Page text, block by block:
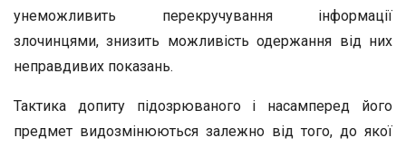
унеможливить перекручування інформації
злочинцями, знизить можливість одержання від них
неправдивих показань.
Тактика допиту підозрюваного і насамперед його
предмет видозмінюються залежно від того, до якої